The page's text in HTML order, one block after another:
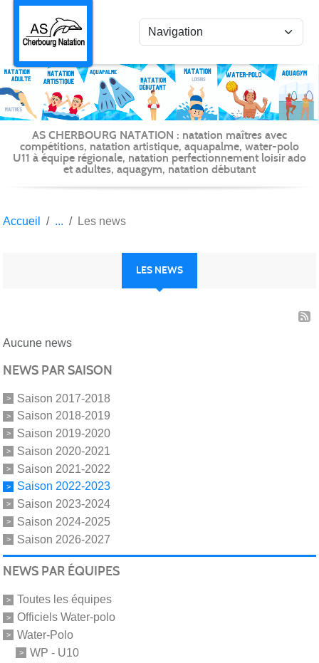
AS CHERBOURG NATATION : natation maîtres avec
compétitions, natation artistique, aquapalme, water-polo
U11 à équipe régionale, natation perfectionnement loisir ado
et adultes, aquagym, natation débutant
Accueil Les news
LES NEWS
Aucune news
NEWS PAR SAISON
Saison 2017-2018
Saison 2018-2019
Saison 2019-2020
Saison 2020-2021
Saison 2021-2022
Saison 2022-2023
Saison 2023-2024
Saison 2024-2025
Saison 2026-2027
NEWS PAR ÉQUIPES
Toutes les équipes
Officiels Water-polo
Water-Polo
WP - U10
Panneau de gestion des cookies